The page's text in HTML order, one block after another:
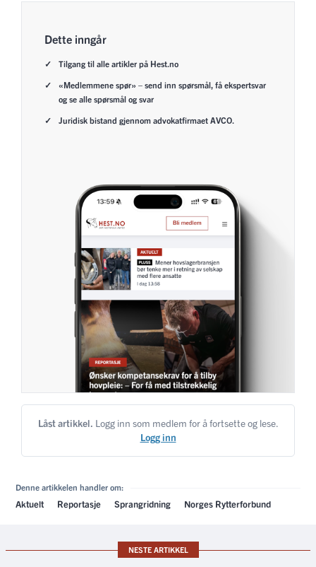
Dette inngår
Tilgang til alle artikler på Hest.no
«Medlemmene spør» – send inn spørsmål, få ekspertsvar
og se alle spørsmål og svar
Juridisk bistand gjennom advokatfirmaet AVCO.
Låst artikkel. Logg inn som medlem for å fortsette og lese.
Logg inn
Denne artikkelen handler om:
Aktuelt Reportasje Sprangridning Norges Rytterforbund
NESTE ARTIKKEL